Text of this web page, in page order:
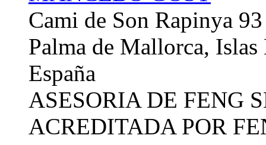
Cami de Son Rapinya 93
Palma de Mallorca, Islas
España
ASESORIA DE FENG
ACREDITADA POR